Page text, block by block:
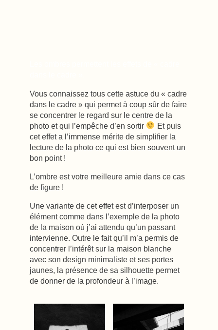
Vous connaissez tous cette astuce du « cadre
dans le cadre » qui permet à coup sûr de faire
se concentrer le regard sur le centre de la
photo et qui l’empêche d’en sortir
Et puis
cet effet a l’immense mérite de simplifier la
lecture de la photo ce qui est bien souvent un
bon point !
L’ombre est votre meilleure amie dans ce cas
de figure !
Une variante de cet effet est d’interposer un
élément comme dans l’exemple de la photo
de la maison où j’ai attendu qu’un passant
intervienne. Outre le fait qu’il m’a permis de
concentrer l’intérêt sur la maison blanche
avec son design minimaliste et ses portes
jaunes, la présence de sa silhouette permet
de donner de la profondeur à l’image.